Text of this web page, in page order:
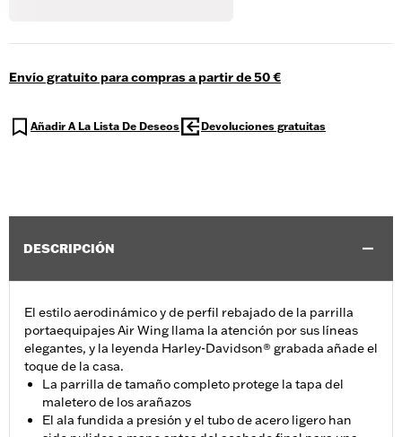
Envío gratuito para compras a partir de 50 €
Añadir A La Lista De Deseos Devoluciones gratuitas
DESCRIPCIÓN
El estilo aerodinámico y de perfil rebajado de la parrilla
portaequipajes Air Wing llama la atención por sus líneas
elegantes, y la leyenda Harley-Davidson® grabada añade el
toque de la casa.
La parrilla de tamaño completo protege la tapa del
maletero de los arañazos
El ala fundida a presión y el tubo de acero ligero han